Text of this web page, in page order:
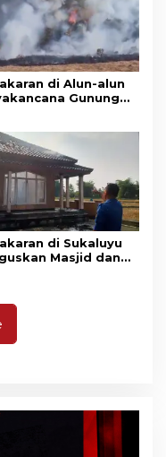
di Alun-alun
Gunung
Bersiaga
di Sukaluyu
Masjid dan